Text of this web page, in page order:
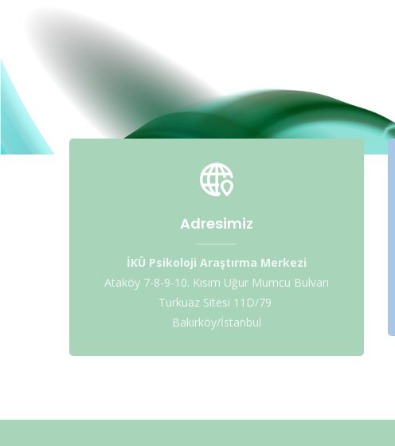
Adresimiz
İKÜ Psikoloji Araştırma Merkezi
Ataköy 7-8-9-10. Kısım Uğur Mumcu Bulvarı
Turkuaz Sitesi 11D/79
Bakırköy/İstanbul